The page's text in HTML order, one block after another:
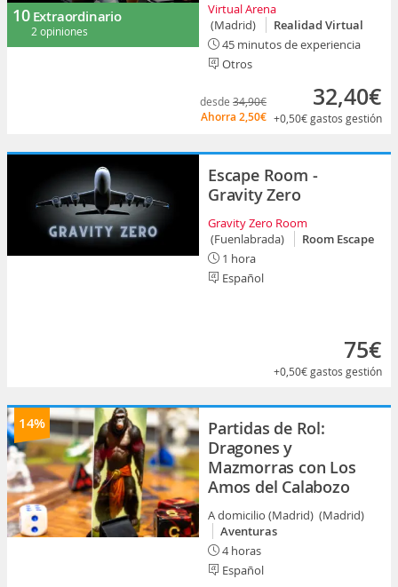
10 Extraordinario
2 opiniones
Virtual Arena
(Madrid)
Realidad Virtual
45 minutos de experiencia
Otros
desde 34,90€
Ahorra 2,50€
32,40€
+0,50€gastos gestión
Escape Room -
Gravity Zero
Gravity Zero Room
(Fuenlabrada)
Room Escape
1 hora
Español
75€
+0,50€gastos gestión
14%
Partidas de Rol:
Dragones y
Mazmorras con Los
Amos del Calabozo
A domicilio (Madrid) (Madrid)
Aventuras
4 horas
Español